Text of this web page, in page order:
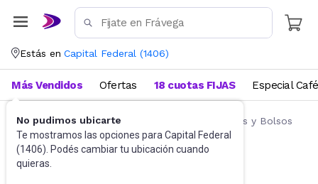
Estás en Capital Federal (1406)
No pudimos ubicarte
Te mostramos las opciones para Capital Federal
(1406). Podés cambiar tu ubicación cuando
quieras.
Más Vendidos Ofertas 18 cuotas FIJAS Especial Café
Accesorios de Informática Fundas, Estuches y Bolsos